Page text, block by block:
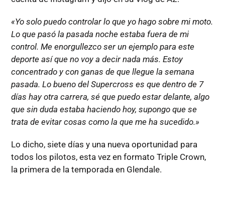
«Yo solo puedo controlar lo que yo hago sobre mi moto.
Lo que pasó la pasada noche estaba fuera de mi
control. Me enorgullezco ser un ejemplo para este
deporte así que no voy a decir nada más. Estoy
concentrado y con ganas de que llegue la semana
pasada. Lo bueno del Supercross es que dentro de 7
días hay otra carrera, sé que puedo estar delante, algo
que sin duda estaba haciendo hoy, supongo que se
trata de evitar cosas como la que me ha sucedido.»
Lo dicho, siete días y una nueva oportunidad para
todos los pilotos, esta vez en formato Triple Crown,
la primera de la temporada en Glendale.